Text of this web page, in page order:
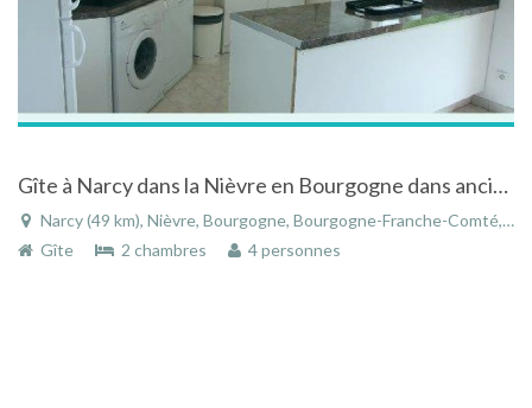
Gîte à Narcy dans la Nièvre en Bourgogne dans ancienne ferme
Narcy (49 km), Nièvre, Bourgogne, Bourgogne-Franche-Comté, France
Gîte
2 chambres 4 personnes